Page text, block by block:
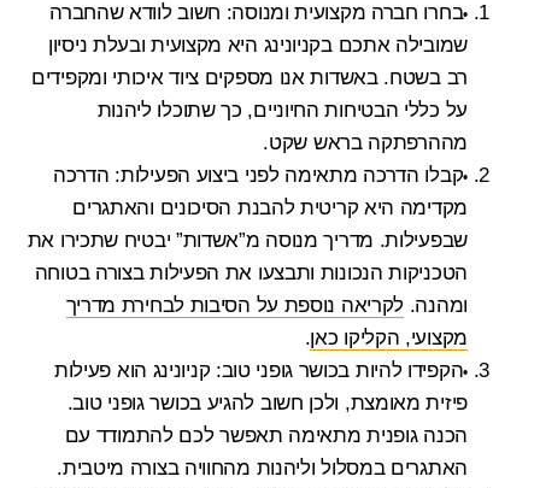
בחרו חברה מקצועית ומנוסה: חשוב לוודא שהחברה
שמובילה אתכם בקניונינג היא מקצועית ובעלת ניסיון
רב בשטח. באשדות אנו מספקים ציוד איכותי ומקפידים
על כללי הבטיחות החיוניים, כך שתוכלו ליהנות
מההרפתקה בראש שקט.
קבלו הדרכה מתאימה לפני ביצוע הפעילות: הדרכה
מקדימה היא קריטית להבנת הסיכונים והאתגרים
שבפעילות. מדריך מנוסה מ”אשדות” יבטיח שתכירו את
הטכניקות הנכונות ותבצעו את הפעילות בצורה בטוחה
ומהנה. לקריאה נוספת על הסיבות לבחירת מדריך
מקצועי, הקליקו כאן.
הקפידו להיות בכושר גופני טוב: קניונינג הוא פעילות
פיזית מאומצת, ולכן חשוב להגיע בכושר גופני טוב.
הכנה גופנית מתאימה תאפשר לכם להתמודד עם
האתגרים במסלול וליהנות מהחוויה בצורה מיטבית.